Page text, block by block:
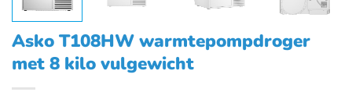
Asko T108HW warmtepompdroger
met 8 kilo vulgewicht